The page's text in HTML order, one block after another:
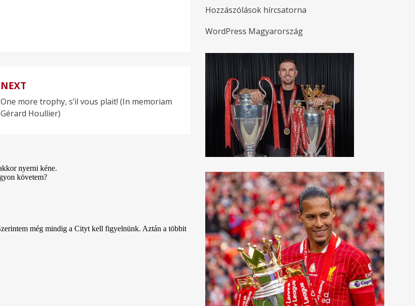
NEXT
One more trophy, s’il vous plait! (In memoriam
Gérard Houllier)
Hozzászólások hírcsatorna
WordPress Magyarország